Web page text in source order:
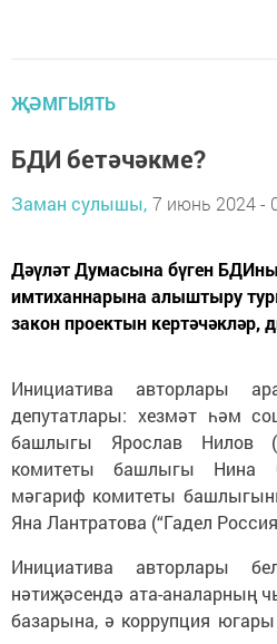
ҖӘМГЫЯТЬ
БДИ бетәчәкме?
Заман сулышы, 7 июнь 2024 -
Дәүләт Думасына бүген
имтиханнарына алыштыру
закон проектын кертәчәкләр,
Инициатива авторлары
депутатлары: хезмәт һәм
башлыгы Ярослав Нилов
комитеты башлыгы Нина
мәгариф комитеты
Яна Лантратова (“Гадел
Инициатива авторлары
нәтиҗәсендә ата-аналарның
базарына, ә коррупция